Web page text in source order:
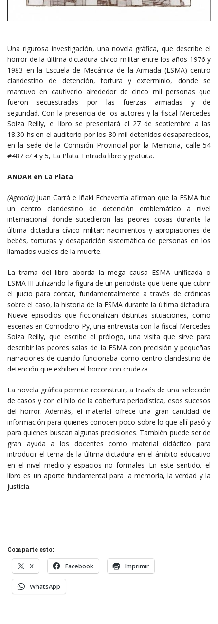
Una rigurosa investigación, una novela gráfica, que describe el
horror de la última dictadura cívico-militar entre los años 1976 y
1983 en la Escuela de Mecánica de la Armada (ESMA) centro
clandestino de detención, tortura y exterminio, donde se
mantuvo en cautiverio alrededor de cinco mil personas que
fueron secuestradas por las fuerzas armadas y de
seguridad. Con la presencia de los autores y la fiscal Mercedes
Soiza Reilly, el libro se presentará el 27 de septiembre a las
18.30 hs en el auditorio por los 30 mil detenidos desaparecidos,
en la sede de la Comisión Provincial por la Memoria, calle 54
#487 e/ 4 y 5, La Plata. Entrada libre y gratuita.
ANDAR en La Plata
(Agencia) Juan Carrá e Iñaki Echeverría afirman que la ESMA fue
un centro clandestino de detención emblemático a nivel
internacional donde sucedieron las peores cosas durante la
última dictadura cívico militar: nacimientos y apropiaciones de
bebés, torturas y desaparición sistemática de personas en los
llamados vuelos de la muerte.
La trama del libro aborda la mega causa ESMA unificada o
ESMA III utilizando la figura de un periodista que tiene que cubrir
el juicio para contar, fundamentalmente a través de crónicas
sobre el caso, la historia de la ESMA durante la última dictadura.
Nueve episodios que ficcionalizan distintas situaciones, como
escenas en Comodoro Py, una entrevista con la fiscal Mercedes
Soiza Reilly, que escribe el prólogo, una visita que sirve para
describir las peores salas de la ESMA con precisión y pequeñas
narraciones de cuando funcionaba como centro clandestino de
detención que exhiben el horror con crudeza.
La novela gráfica permite reconstruir, a través de una selección
de casos y con el hilo de la cobertura periodística, esos sucesos
del horror. Además, el material ofrece una gran cantidad de
información para quienes conocen poco sobre lo que allí pasó y
para quienes buscan algunas precisiones. También puede ser de
gran ayuda a los docentes como material didáctico para
introducir el tema de la última dictadura en el ámbito educativo
en el nivel medio y espacios no formales. En este sentido, el
libro es un aporte fundamental para la memoria, la verdad y la
justicia.
Comparte esto:
X Facebook Imprimir
WhatsApp